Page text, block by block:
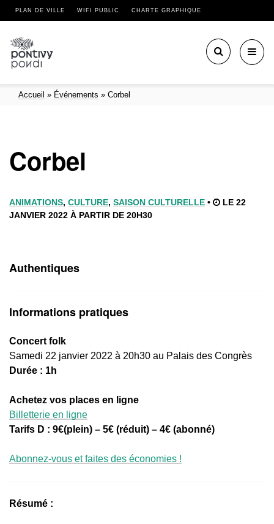
PLAN DE VILLE WIFI PUBLIC CHARTE GRAPHIQUE
Accueil » Événements » Corbel
Corbel
ANIMATIONS, CULTURE, SAISON CULTURELLE •
LE 22
JANVIER 2022 À PARTIR DE 20H30
Authentiques
Informations pratiques
Concert folk
Samedi 22 janvier 2022 à 20h30 au Palais des Congrès
Durée : 1h
Achetez vos places en ligne
Billetterie en ligne
Tarifs D : 9€(plein) – 5€ (réduit) – 4€ (abonné)
Abonnez-vous et faites des économies !
Résumé :